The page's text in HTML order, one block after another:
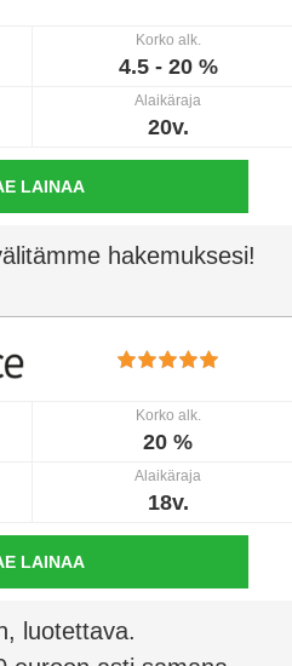
Korko alk.
4.5 - 20 %
Alaikäraja
20v.
LAINAA
hakemuksesi!
Korko alk.
20 %
Alaikäraja
18v.
LAINAA
luotettava.